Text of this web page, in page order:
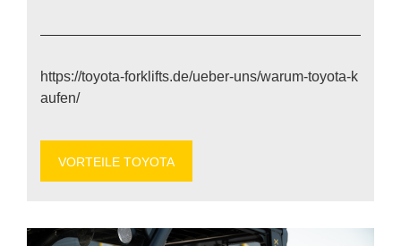
https://​to​yo​ta​-for​k​lifts​.de/​u​e​b​e​r​-​u​n​s​/​w​a​r​u​m​-​t​o​y​o​t​a​-​k​
a​u​f​en/
VOR­TEI­LE TO­YO­TA